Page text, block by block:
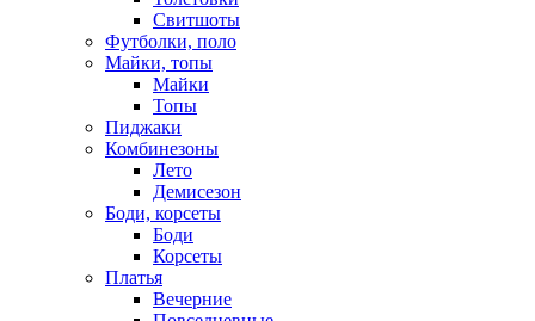
Свитшоты
Футболки, поло
Майки, топы
Майки
Топы
Пиджаки
Комбинезоны
Лето
Демисезон
Боди, корсеты
Боди
Корсеты
Платья
Вечерние